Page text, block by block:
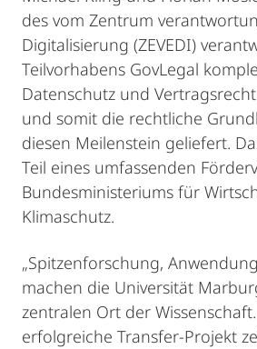
des vom Zentrum
Digitalisierung (ZEVEDI)
Teilvorhabens GovLegal
Datenschutz und
und somit die rechtliche
diesen Meilenstein geliefert.
Teil eines umfassenden
Bundesministeriums für
Klimaschutz.
„Spitzenforschung,
machen die Universität
zentralen Ort der
erfolgreiche Transfer-Projekt